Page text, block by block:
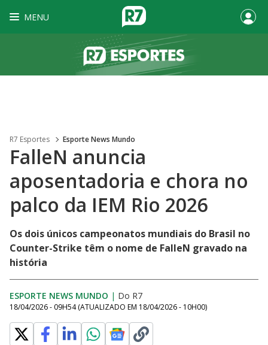
MENU
R7 Esportes Esporte News Mundo
FalleN anuncia
aposentadoria e chora no
palco da IEM Rio 2026
Os dois únicos campeonatos mundiais do Brasil no
Counter-Strike têm o nome de FalleN gravado na
história
ESPORTE NEWS MUNDO | Do R7
18/04/2026 - 09H54 (ATUALIZADO EM 18/04/2026 - 10H00)